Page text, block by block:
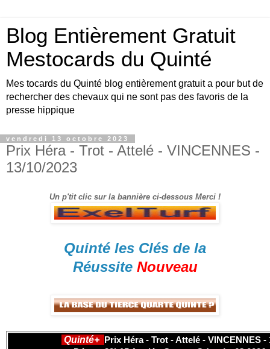
Blog Entièrement Gratuit
Mestocards du Quinté
Mes tocards du Quinté blog entièrement gratuit a pour but de
rechercher des chevaux qui ne sont pas des favoris de la
presse hippique
vendredi 13 octobre 2023
Prix Héra - Trot - Attelé - VINCENNES -
13/10/2023
Un p'tit clic sur la bannière ci-dessous Merci !
Quinté les Clés de la
Réussite Nouveau
Quinté+ Prix Héra - Trot - Attelé - VINCENNES -